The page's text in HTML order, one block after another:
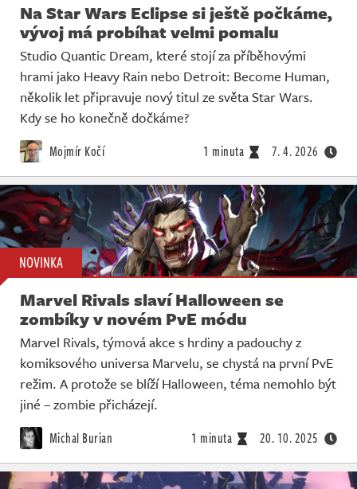
Na Star Wars Eclipse si ještě počkáme,
vývoj má probíhat velmi pomalu
Studio Quantic Dream, které stojí za příběhovými
hrami jako Heavy Rain nebo Detroit: Become Human,
několik let připravuje nový titul ze světa Star Wars.
Kdy se ho konečně dočkáme?
Mojmír Kočí 1 minuta 7. 4. 2026
NOVINKA
Marvel Rivals slaví Halloween se
zombíky v novém PvE módu
Marvel Rivals, týmová akce s hrdiny a padouchy z
komiksového universa Marvelu, se chystá na první PvE
režim. A protože se blíží Halloween, téma nemohlo být
jiné – zombie přicházejí.
Michal Burian 1 minuta 20. 10. 2025